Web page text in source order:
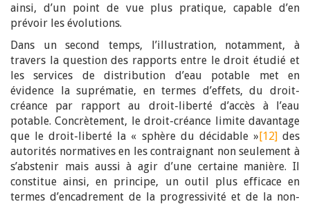
ainsi, d’un point de vue plus pratique, capable d’en
prévoir les évolutions.
Dans un second temps, l’illustration, notamment, à
travers la question des rapports entre le droit étudié et
les services de distribution d’eau potable met en
évidence la suprématie, en termes d’effets, du droit-
créance par rapport au droit-liberté d’accès à l’eau
potable. Concrètement, le droit-créance limite davantage
que le droit-liberté la « sphère du décidable »[12]des
autorités normatives en les contraignant non seulement à
s’abstenir mais aussi à agir d’une certaine manière. Il
constitue ainsi, en principe, un outil plus efficace en
termes d’encadrement de la progressivité et de la non-